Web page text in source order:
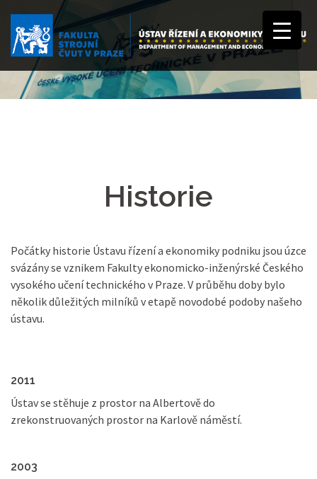
Historie
Počátky historie Ústavu řízení a ekonomiky podniku jsou úzce
svázány se vznikem Fakulty ekonomicko-inženýrské Českého
vysokého učení technického v Praze. V průběhu doby bylo
několik důležitých milníků v etapě novodobé podoby našeho
ústavu.
2011
Ústav se stěhuje z prostor na Albertově do
zrekonstruovaných prostor na Karlově náměstí.
2003